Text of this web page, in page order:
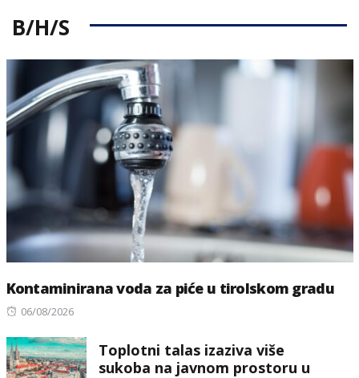
B/H/S
Kontaminirana voda za piće u tirolskom gradu
Posted
06/08/2026
Toplotni talas izaziva više
sukoba na javnom prostoru u